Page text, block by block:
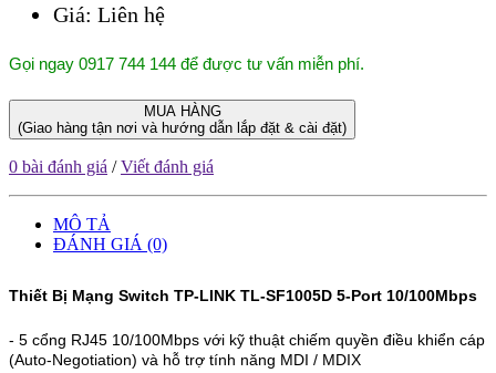
Giá: Liên hệ
Gọi ngay 0917 744 144 để được tư vấn miễn phí.
MUA HÀNG
(Giao hàng tận nơi và hướng dẫn lắp đặt & cài đặt)
0 bài đánh giá /Viết đánh giá
MÔ TẢ
ĐÁNH GIÁ (0)
Thiết Bị Mạng Switch TP-LINK TL-SF1005D 5-Port 10/100Mbps
- 5 cổng RJ45 10/100Mbps với kỹ thuật chiếm quyền điều khiển cáp
(Auto-Negotiation) và hỗ trợ tính năng MDI / MDIX